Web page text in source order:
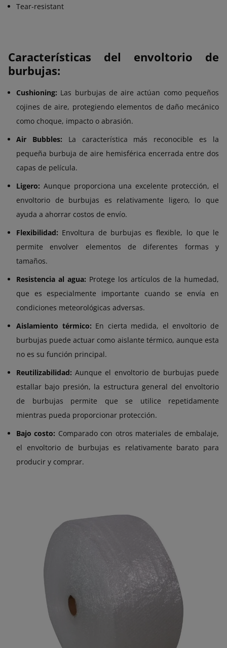
Tear-resistant
Características del envoltorio de
burbujas:
Cushioning: Las burbujas de aire actúan como pequeños
cojines de aire, protegiendo elementos de daño mecánico
como choque, impacto o abrasión.
Air Bubbles: La característica más reconocible es la
pequeña burbuja de aire hemisférica encerrada entre dos
capas de película.
Ligero: Aunque proporciona una excelente protección, el
envoltorio de burbujas es relativamente ligero, lo que
ayuda a ahorrar costos de envío.
Flexibilidad: Envoltura de burbujas es flexible, lo que le
permite envolver elementos de diferentes formas y
tamaños.
Resistencia al agua: Protege los artículos de la humedad,
que es especialmente importante cuando se envía en
condiciones meteorológicas adversas.
Aislamiento térmico: En cierta medida, el envoltorio de
burbujas puede actuar como aislante térmico, aunque esta
no es su función principal.
Reutilizabilidad: Aunque el envoltorio de burbujas puede
estallar bajo presión, la estructura general del envoltorio
de burbujas permite que se utilice repetidamente
mientras pueda proporcionar protección.
Bajo costo: Comparado con otros materiales de embalaje,
el envoltorio de burbujas es relativamente barato para
producir y comprar.